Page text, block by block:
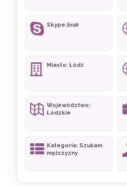
Skype:brak
Miasto: Łódź
Województwo:
Łódzkie
Kategoria: Szukam
mężczyzny